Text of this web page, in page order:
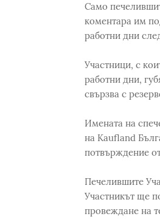
Само
коментара им
работни дни
Участници, с
работни дни,
свързва с
Имената на
на Kaufland
потвърждение
Печелившите
Участникът ще
провеждане на